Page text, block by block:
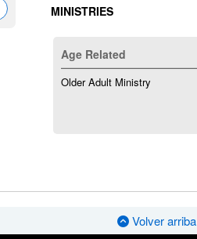
MINISTRIES
Age Related
Older Adult Ministry
Volver arriba